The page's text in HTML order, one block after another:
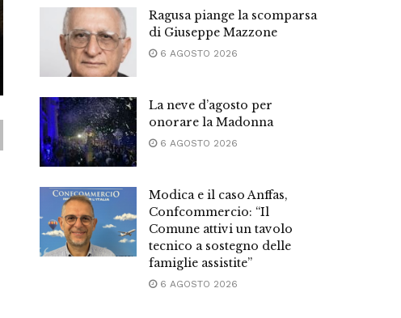
Ragusa piange la scomparsa
di Giuseppe Mazzone
6 AGOSTO 2026
La neve d’agosto per
onorare la Madonna
6 AGOSTO 2026
Modica e il caso Anffas,
Confcommercio: “Il
Comune attivi un tavolo
tecnico a sostegno delle
famiglie assistite”
6 AGOSTO 2026